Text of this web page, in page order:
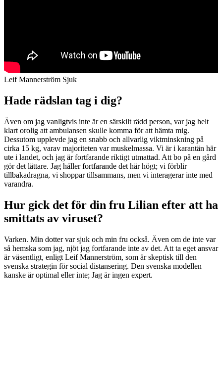
Leif Mannerström Sjuk
Hade rädslan tag i dig?
Även om jag vanligtvis inte är en särskilt rädd person, var jag helt
klart orolig att ambulansen skulle komma för att hämta mig.
Dessutom upplevde jag en snabb och allvarlig viktminskning på
cirka 15 kg, varav majoriteten var muskelmassa. Vi är i karantän här
ute i landet, och jag är fortfarande riktigt utmattad. Att bo på en gård
gör det lättare. Jag håller fortfarande det här högt; vi förblir
tillbakadragna, vi shoppar tillsammans, men vi interagerar inte med
varandra.
Hur gick det för din fru Lilian efter att ha
smittats av viruset?
Varken. Min dotter var sjuk och min fru också. Även om de inte var
så hemska som jag, njöt jag fortfarande inte av det. Att ta eget ansvar
är väsentligt, enligt Leif Mannerström, som är skeptisk till den
svenska strategin för social distansering. Den svenska modellen
kanske är optimal eller inte; Jag är ingen expert.